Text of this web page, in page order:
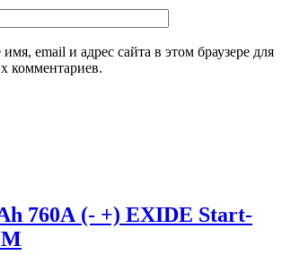
email и адрес сайта в этом браузере для
комментариев.
760А (- +) EXIDE Start-